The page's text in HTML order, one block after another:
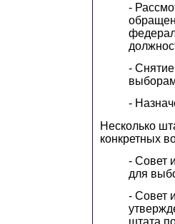
-
-
выборам
-
Несколько
конкретных
- Совет
для
- Совет